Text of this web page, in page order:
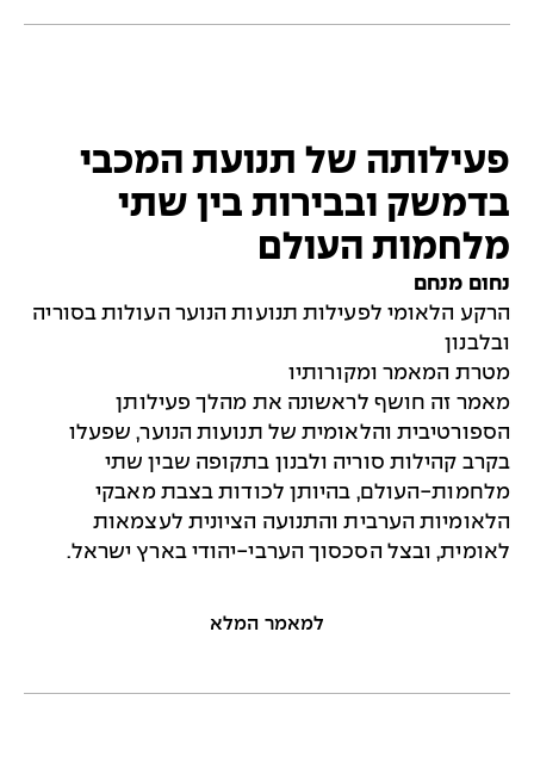
י
פעילותה של תנועת המכבי
בדמשק ובבירות בין שתי
מלחמות העולם
נחום מנחם
הרקע הלאומי לפעילות תנועות הנוער העולות בסוריה
ובלבנון
מטרת המאמר ומקורותיו
מאמר זה חושף לראשונה את מהלך פעילותן
הספורטיבית והלאומית של תנועות הנוער, שפעלו
בקרב קהילות סוריה ולבנון בתקופה שבין שתי
מלחמות-העולם, בהיותן לכודות בצבת מאבקי
הלאומיות הערבית והתנועה הציונית לעצמאות
לאומית, ובצל הסכסוך הערבי-יהודי בארץ ישראל.
למאמר המלא